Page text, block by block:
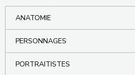
ANATOMIE
PERSONNAGES
PORTRAITISTES